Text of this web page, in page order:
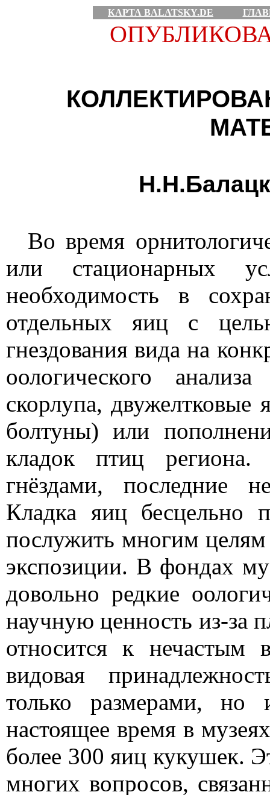
КАРТА BALATSKY.DE
Во время
или стационарных
необходимость в
отдельных яиц с
гнездования вида на
оологического
скорлупа, двужелтковые
болтуны) или
кладок птиц
гнёздами, последние
Кладка яиц бесцельно
послужить многим
экспозиции. В фондах
довольно редкие
научную ценность из-за
относится к нечастым
видовая
только размерами,
настоящее время в
более 300 яиц кукушек.
многих вопросов,